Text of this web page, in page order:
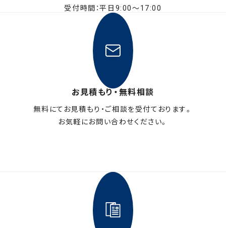
受付時間：平日9:00〜17:00
お見積もり・無料相談
無料にてお見積もり・ご相談を受付ております。
お気軽にお問い合わせください。